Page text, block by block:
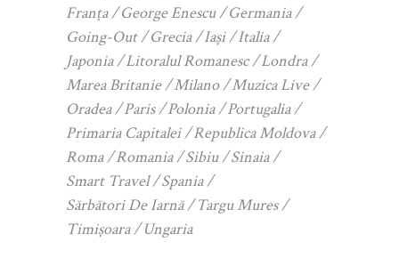
Franța
George Enescu
Germania
Going-Out
Grecia Iași
Italia
Japonia
Litoralul Romanesc
Londra
Marea Britanie
Milano
Muzica Live
Oradea
Paris Polonia
Portugalia
Primaria Capitalei
Republica Moldova
Roma
Romania Sibiu
Sinaia
Smart Travel
Spania
Sărbători De Iarnă
Targu Mures
Timișoara
Ungaria